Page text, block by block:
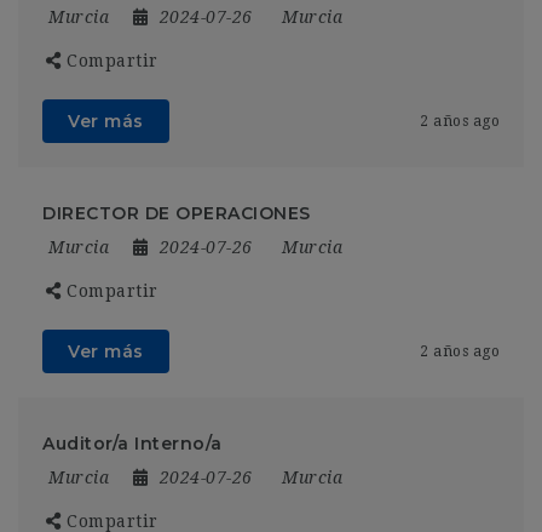
Murcia 2024-07-26 Murcia
Compartir
Ver más 2 años ago
DIRECTOR DE OPERACIONES
Murcia 2024-07-26 Murcia
Compartir
Ver más 2 años ago
Auditor/a Interno/a
Murcia 2024-07-26 Murcia
Compartir